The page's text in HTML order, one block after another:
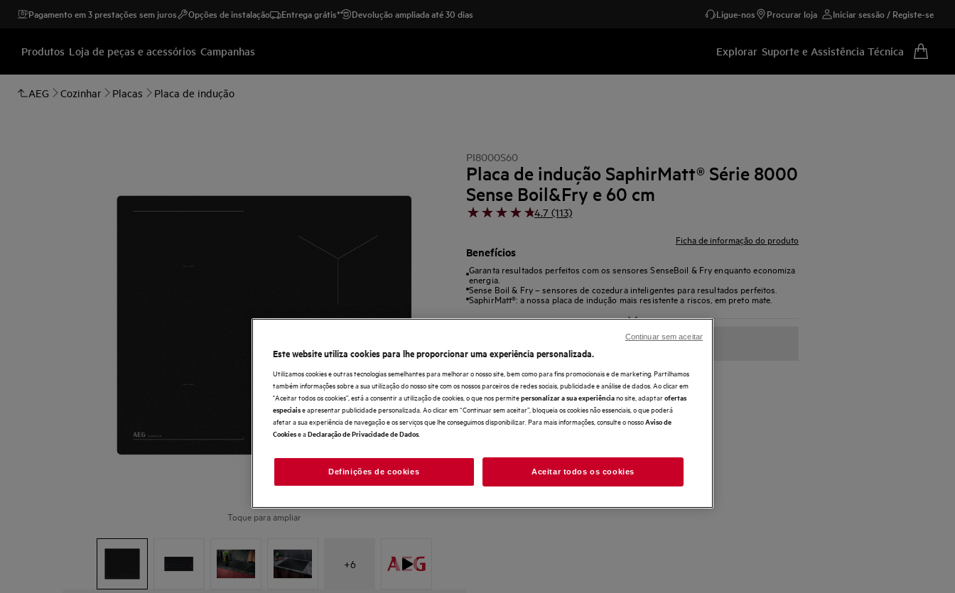
Pagamento em 3 prestações sem juros Opções de instalação Entrega grátis* Devolução ampliada até 30 dias Ligue-nos Procurar loja Iniciar sessão / Registe-se
Produtos Loja de peças e acessórios Campanhas Explorar Suporte e Assistência Técnica
AEG Cozinhar Placas Placa de indução
Toque para ampliar
+6
PI8000S60
Placa de indução SaphirMatt® Série 8000
Sense Boil&Fry e 60 cm
4.7 (113)
Ficha de informação do produto
Benefícios
Garanta resultados perfeitos com os sensores SenseBoil & Fry enquanto economiza
energia.
Sense Boil & Fry – sensores de cozedura inteligentes para resultados perfeitos.
SaphirMatt®: a nossa placa de indução mais resistente a riscos, em preto mate.
Este website utiliza cookies para lhe proporcionar uma experiência personalizada.
Utilizamos cookies e outras tecnologias semelhantes para melhorar o nosso site, bem como para fins promocionais e de marketing. Partilhamos
também informações sobre a sua utilização do nosso site com os nossos parceiros de redes sociais, publicidade e análise de dados. Ao clicar em
"Aceitar todos os cookies”, está a consentir a utilização de cookies, o que nos permitepersonalizar a sua experiênciano site, adaptarofertas
especiaise apresentar publicidade personalizada. Ao clicar em “Continuar sem aceitar”, bloqueia os cookies não essenciais, o que poderá
afetar a sua experiência de navegação e os serviços que lhe conseguimos disponibilizar. Para mais informações, consulte o nossoAviso de
Cookiese aDeclaração de Privacidade de Dados
Definições de cookies Aceitar todos os cookies
Continuar sem aceitar